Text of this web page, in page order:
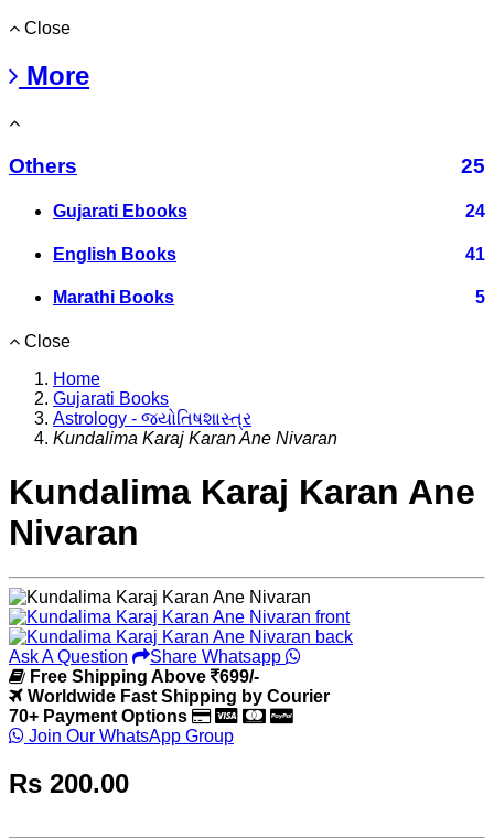
Close
More
Others 25
Gujarati Ebooks 24
English Books 41
Marathi Books 5
Close
Home
Gujarati Books
Astrology - જ્યોતિષશાસ્ત્ર
Kundalima Karaj Karan Ane Nivaran
Kundalima Karaj Karan Ane
Nivaran
Ask A Question
Share Whatsapp
Free Shipping Above
699/-
Worldwide Fast Shipping by Courier
70+ Payment Options
Join Our WhatsApp Group
Rs 200.00